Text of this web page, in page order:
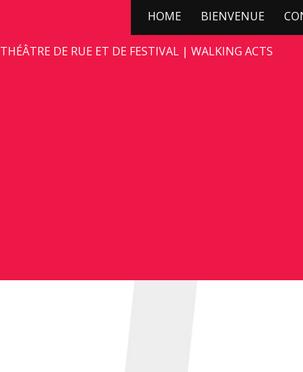
HOME BIENVENUE
THÉÂTRE DE RUE ET DE FESTIVAL | WALKING ACTS
WILD ZWIJN